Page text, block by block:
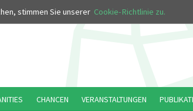
stimmen Sie unserer Cookie-Richtlinie zu.
CHANCEN VERANSTALTUNGEN